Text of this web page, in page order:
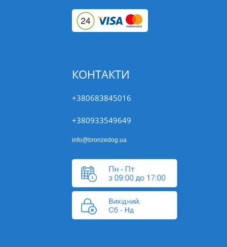
КОНТАКТИ
+380683845016
+380933549649
info@bronzedog.ua